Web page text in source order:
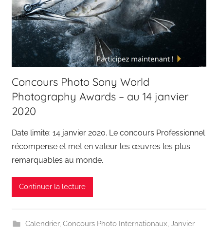
Concours Photo Sony World
Photography Awards – au 14 janvier
2020
Date limite: 14 janvier 2020. Le concours Professionnel
récompense et met en valeur les œuvres les plus
remarquables au monde.
Continuer la lecture
Calendrier, Concours Photo Internationaux, Janvier